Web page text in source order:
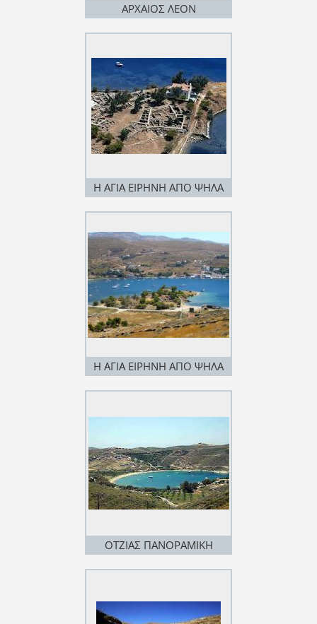
ΑΡΧΑΙΟΣ ΛΕΟΝ
Η ΑΓΙΑ ΕΙΡΗΝΗ ΑΠΟ ΨΗΛΑ
Η ΑΓΙΑ ΕΙΡΗΝΗ ΑΠΟ ΨΗΛΑ
ΟΤΖΙΑΣ ΠΑΝΟΡΑΜΙΚΗ